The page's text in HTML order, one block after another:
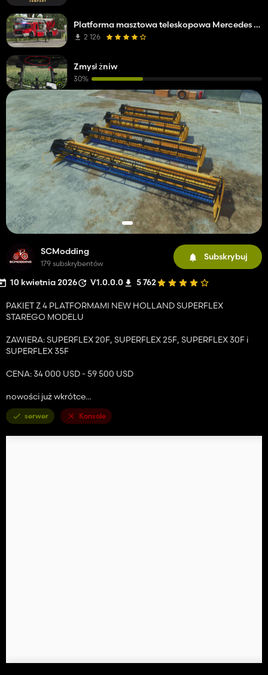
SCModding
179 subskrybentów
Subskrybuj
10 kwietnia 2026 V1.0.0.0 5 762
PAKIET Z 4 PLATFORMAMI NEW HOLLAND SUPERFLEX
STAREGO MODELU
ZAWIERA: SUPERFLEX 20F, SUPERFLEX 25F, SUPERFLEX 30F i
SUPERFLEX 35F
CENA: 34 000 USD - 59 500 USD
nowości już wkrótce...
serwer Konsole
Platforma masztowa teleskopowa Mercedes Benz Econic WISS
2 126
Zmysł żniw
30%